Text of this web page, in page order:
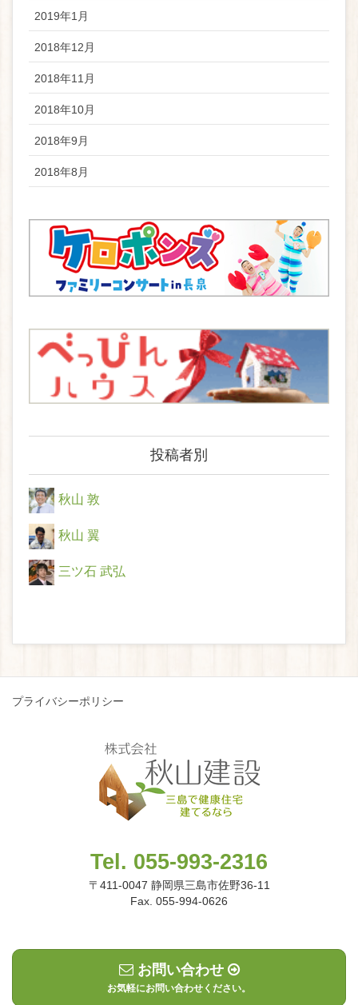
2019年1月
2018年12月
2018年11月
2018年10月
2018年9月
2018年8月
投稿者別
秋山 敦
秋山 翼
三ツ石 武弘
プライバシーポリシー
Tel. 055-993-2316
〒411-0047 静岡県三島市佐野36-11
Fax. 055-994-0626
お問い合わせ
お気軽にお問い合わせください。